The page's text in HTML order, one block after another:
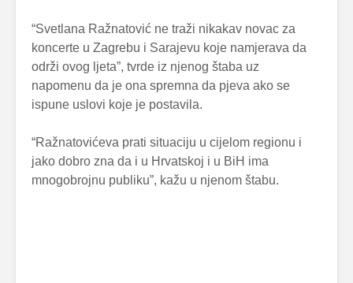
“Svetlana Ražnatović ne traži nikakav novac za
koncerte u Zagrebu i Sarajevu koje namjerava da
održi ovog ljeta”, tvrde iz njenog štaba uz
napomenu da je ona spremna da pjeva ako se
ispune uslovi koje je postavila.
“Ražnatovićeva prati situaciju u cijelom regionu i
jako dobro zna da i u Hrvatskoj i u BiH ima
mnogobrojnu publiku”, kažu u njenom štabu.